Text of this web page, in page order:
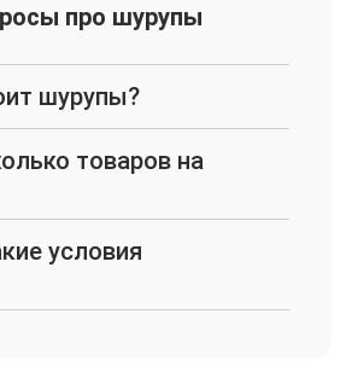
про шурупы
шурупы?
товаров на
условия